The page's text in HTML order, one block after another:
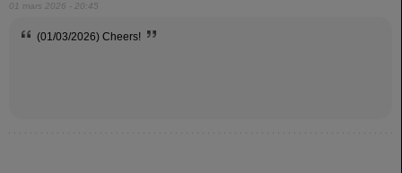
01 mars 2026 - 20:45
(01/03/2026) Cheers!